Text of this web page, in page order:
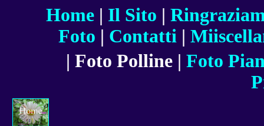
Home| Il Sito |
Foto | Contatti|
| Foto Polline | Foto